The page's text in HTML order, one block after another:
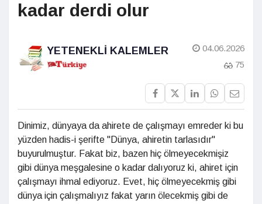
kadar derdi olur
YETENEKLI KALEMLER
04.06.2026
75
Dinimiz, dünyaya da ahirete de çalışmayı emreder ki bu
yüzden hadis-i şerifte "Dünya, ahiretin tarlasıdır"
buyurulmuştur. Fakat biz, bazen hiç ölmeyecekmişiz
gibi dünya meşgalesine o kadar dalıyoruz ki, ahiret için
çalışmayı ihmal ediyoruz. Evet, hiç ölmeyecekmiş gibi
dünya için çalışmalıyız fakat yarın ölecekmiş gibi de